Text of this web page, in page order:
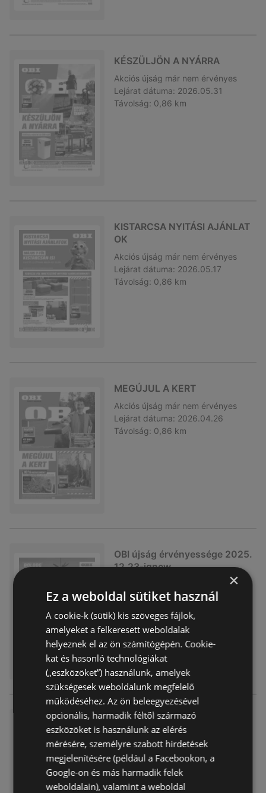
KÉSZÜLJÖN A NYÁRRA
Akciós újság már nem érvényes
Lejárat dátuma: 2026.05.31
Távolság: 0,86 km
KISTARCSA NYITÁSI AJÁNLAT
OK
Akciós újság már nem érvényes
Lejárat dátuma: 2026.05.17
Távolság: 0,86 km
MEGÚJUL A KERT
Akciós újság már nem érvényes
Lejárat dátuma: 2026.04.26
Távolság: 0,86 km
OBI újság érvényessége 2025.
12.23-ignew
már nem érvényes
Lejárat dátuma:
2025.12.23
OBI újság érvényessége 2025.
11.30-ignew
Akciós újság már nem érvényes
Lejárat dátuma: 2025.11.30
Távolság: 0,86 km
×
Ez a weboldal sütiket használ
A cookie-k (sütik) kis szöveges fájlok,
amelyeket a felkeresett weboldalak
helyeznek el az ön számítógépén. Cookie-
kat és hasonló technológiákat
(„eszközöket”) használunk, amelyek
szükségesek weboldalunk megfelelő
működéséhez. Az ön beleegyezésével
opcionális, harmadik féltől származó
eszközöket is használunk az elérés
mérésére, személyre szabott hirdetések
megjelenítésére (például a Facebookon, a
Google-on és más harmadik felek
weboldalain), valamint a weboldal